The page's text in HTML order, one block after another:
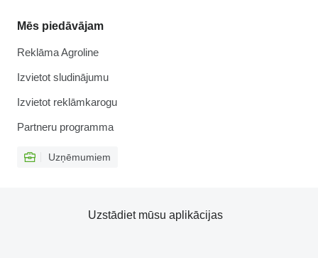
Mēs piedāvājam
Reklāma Agroline
Izvietot sludinājumu
Izvietot reklāmkarogu
Partneru programma
Uzņēmumiem
Uzstādiet mūsu aplikācijas